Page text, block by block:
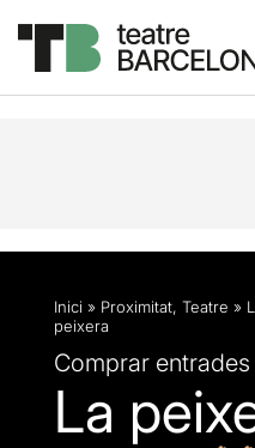
Descripció Fitxa
Inici » Proximitat, Teatre »
peixera
Comprar entrades
La